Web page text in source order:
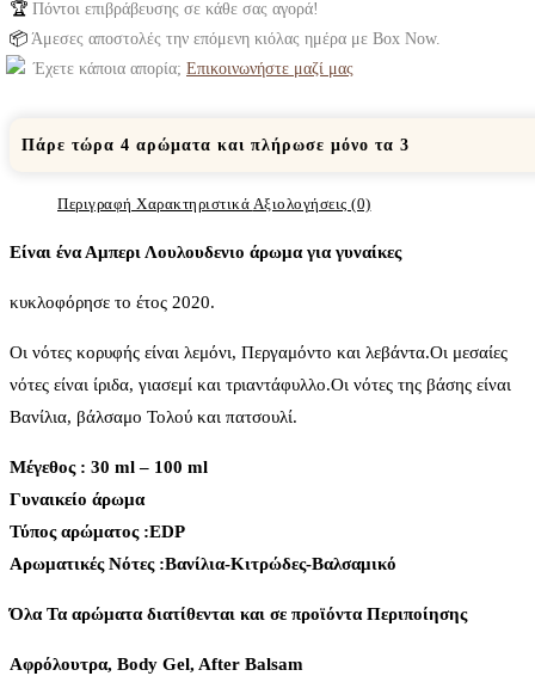
🏆 Πόντοι επιβράβευσης σε κάθε σας αγορά!
📦 Άμεσες αποστολές την επόμενη κιόλας ημέρα με Box Now.
Έχετε κάποια απορία; Επικοινωνήστε μαζί μας
Πάρε τώρα 4 αρώματα και πλήρωσε μόνο τα 3
Περιγραφή Χαρακτηριστικά Αξιολογήσεις (0)
Eίναι ένα Αμπερι Λουλουδενιο άρωμα για γυναίκες
κυκλοφόρησε το έτος 2020.
Οι νότες κορυφής είναι λεμόνι, Περγαμόντο και λεβάντα.Οι μεσαίες
νότες είναι ίριδα, γιασεμί και τριαντάφυλλο.Οι νότες της βάσης είναι
Βανίλια, βάλσαμο Τολού και πατσουλί.
Μέγεθος : 30 ml – 100 ml
Γυναικείο άρωμα
Τύπος αρώματος :ΕDP
Aρωματικές Νότες :Βανίλια-Κιτρώδες-Βαλσαμικό
Όλα Τα αρώματα διατίθενται και σε προϊόντα Περιποίησης
Αφρόλουτρα, Body Gel, After Balsam